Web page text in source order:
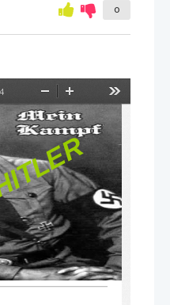
meni 0
Pomanjšaj
I
TLER